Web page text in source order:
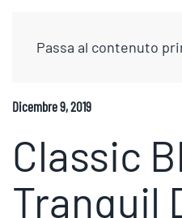
Passa al contenuto
Dicembre 9, 2019
Classic
Tranquil